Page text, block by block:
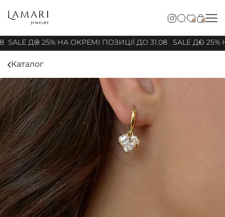
0 0
SALE ДО 25% НА ОКРЕМІ ПОЗИЦІЇ ДО 31.08 SALE ДО 25%
Каталог